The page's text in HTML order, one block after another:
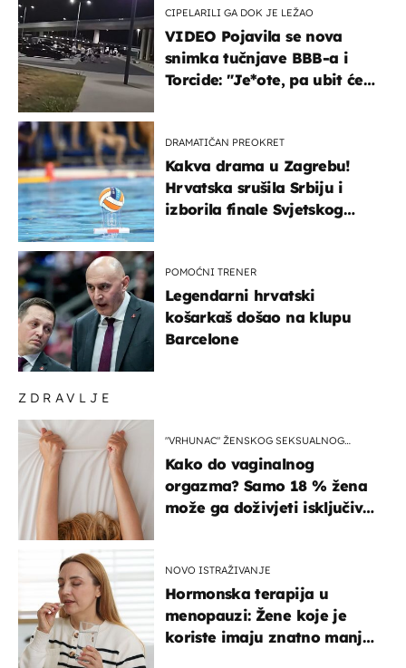
ZDRAVLJE
"VRHUNAC" ŽENSKOG SEKSUALNOG
Kako do vaginalnog
orgazma? Samo 18 % žena
može ga doživjeti isključivo
NOVO ISTRAŽIVANJE
Hormonska terapija u
menopauzi: Žene koje je
koriste imaju znatno manji
CIPELARILI GA DOK JE LEŽAO
VIDEO Pojavila se nova
snimka tučnjave BBB-a i
Torcide: "Je*ote, pa ubit će
DRAMATIČAN PREOKRET
Kakva drama u Zagrebu!
Hrvatska srušila Srbiju i
izborila finale Svjetskog
POMOĆNI TRENER
Legendarni hrvatski
košarkaš došao na klupu
Barcelone